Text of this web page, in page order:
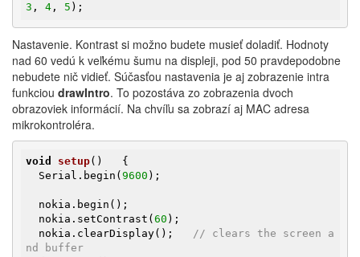
3 , 4 , 5 );
Nastavenie. Kontrast si možno budete musieť doladiť. Hodnoty
nad 60 vedú k veľkému šumu na displeji, pod 50 pravdepodobne
nebudete nič vidieť. Súčasťou nastavenia je aj zobrazenie intra
funkciou drawIntro. To pozostáva zo zobrazenia dvoch
obrazoviek informácií. Na chvíľu sa zobrazí aj MAC adresa
mikrokontroléra.
void setup()
{
  Serial.begin(
9600 );
  nokia.setContrast(
60 );
  nokia.clearDisplay();
// clears the screen a
nd buffer